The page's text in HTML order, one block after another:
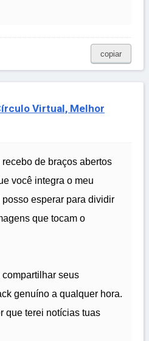
copiar
Virtual, Melhor
de braços abertos
você integra o meu
esperar para dividir
que tocam o
seus
genuíno a qualquer hora.
que terei notícias tuas